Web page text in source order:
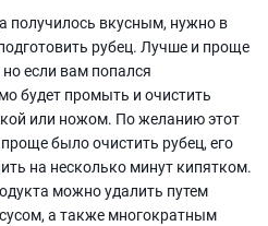
получилось вкусным, нужно в
рубец. Лучше и проще
если вам попался
будет промыть и очистить
или ножом. По желанию этот
было очистить рубец, его
на несколько минут кипятком.
можно удалить путем
а также многократным